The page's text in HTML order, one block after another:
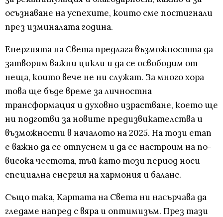
осъзнаване на успехите, които сме постигнали
през изминалата година.
Енергията на Света предлага възможността да
затворим важни цикли и да се освободим от
неща, които вече не ни служат. За много хора
това ще бъде време за личностна
трансформация и духовно израстване, което ще
ни подготви за новите предизвикателства и
възможности в началото на 2025. На този етап
е важно да се отпуснем и да се настроим на по-
висока честота, тъй като този период носи
специална енергия на хармония и баланс.
Също така, Картата на Света ни насърчава да
гледаме напред с вяра и оптимизъм. През тази